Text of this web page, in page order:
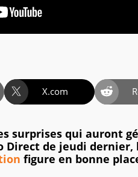
X.com
surprises qui auront
Direct de jeudi
figure en bonne